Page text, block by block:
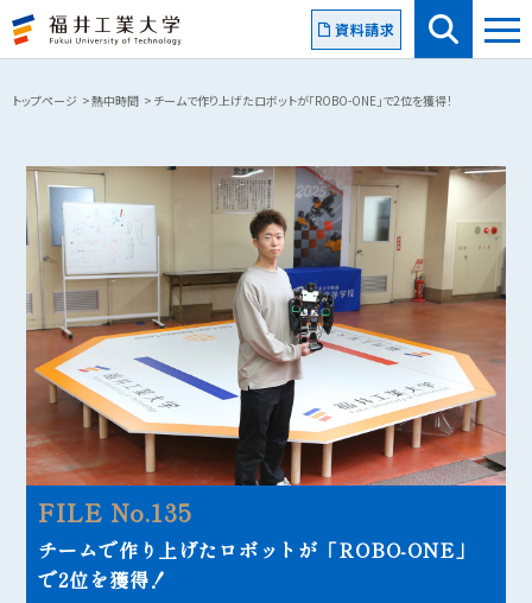
資料請求
トップページ 熱中時間 チームで作り上げたロボットが「ROBO-ONE」で2位を獲得！
FILE No.135
チームで作り上げたロボットが「ROBO-ONE」
で2位を獲得！